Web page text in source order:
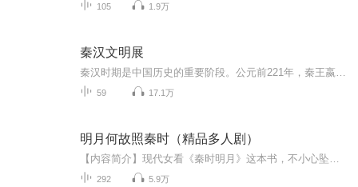
105 1.9万
秦汉文明展
59 17.1万
明月何故照秦时（精品多人剧）
292 5.9万